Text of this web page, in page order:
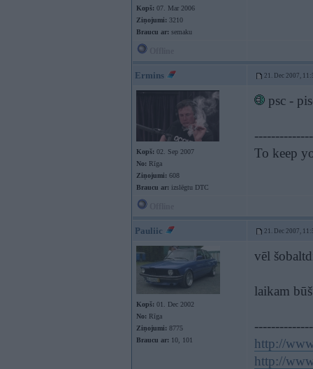
Kopš: 07. Mar 2006
Ziņojumi: 3210
Braucu ar: semaku
Ermins 21. Dec 2007,
Kopš: 02. Sep 2007
No: Rīga
Ziņojumi: 608
Braucu ar: izslēgtu DTC
psc -
To keep
Pauliic 21. Dec 2007,
Kopš: 01. Dec 2002
No: Rīga
Ziņojumi: 8775
Braucu ar: 10, 101
vēl
laikam
http://
http://